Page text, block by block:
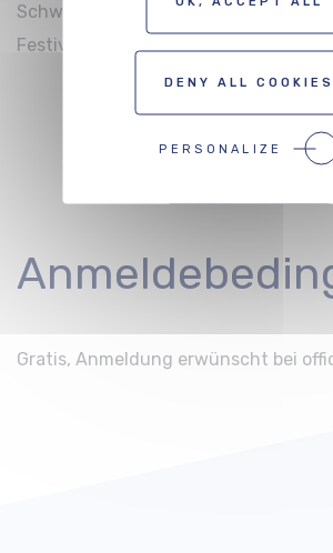
Schweiz. Danach Apero Gespräche
Festivalprogramm von Bildrausch!
Gratis, Anmeldung erwünscht bei
DENY ALL COOKIES
PERSONALIZE